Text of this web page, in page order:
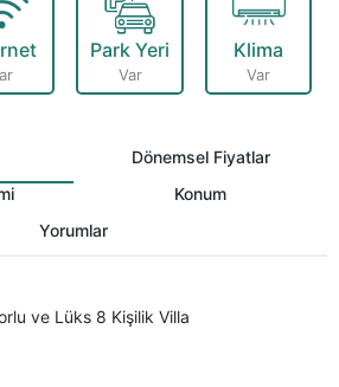
Park Yeri
Var
Klima
Var
Dönemsel Fiyatlar
Konum
Yorumlar
ve Lüks 8 Kişilik Villa